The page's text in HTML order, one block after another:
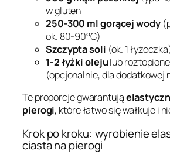
w gluten
250-300 ml gorącej wody
ok. 80-90°C)
Szczypta soli (ok. 1
1-2 łyżki olejulub
(opcjonalnie, dla dodatkowej
Te proporcje gwarantują
pierogi, które łatwo się wałkuje i
Krok po kroku: wyrobienie
ciasta na pierogi